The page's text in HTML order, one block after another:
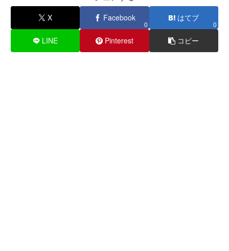
X Facebook
0
はてブ
0
LINE Pinterest コピー